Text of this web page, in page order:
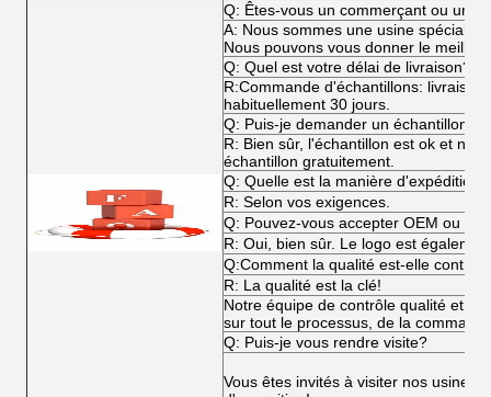
Q: Êtes-vous un commerçant ou un
A: Nous sommes une usine
Nous pouvons vous donner le
Q: Quel est votre délai de livraison?
R:Commande d'échantillons:
habituellement 30 jours.
Q: Puis-je demander un échantillon?
R: Bien sûr, l'échantillon est ok et
échantillon gratuitement.
Q: Quelle est la manière d'expédition?
R: Selon vos exigences.
Q: Pouvez-vous accepter OEM ou
R: Oui, bien sûr. Le logo est
Q:Comment la qualité est-elle
R: La qualité est la clé!
Notre équipe de contrôle qualité et
sur tout le processus, de la
Q: Puis-je vous rendre visite?
Vous êtes invités à visiter nos usines,